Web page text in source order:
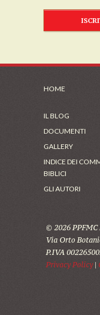
HOME
IL BLOG
DOCUMENTI
GALLERY
INDICE DEI
BIBLICI
GLI AUTORI
© 2026 PPFMC
Via Orto
P.IVA
Privacy Policy|